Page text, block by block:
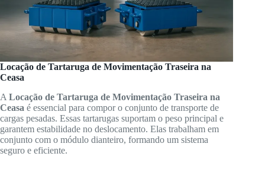
Locação de Tartaruga de Movimentação Traseira na
Ceasa
A Locação de Tartaruga de Movimentação Traseira na
Ceasa é essencial para compor o conjunto de transporte de
cargas pesadas. Essas tartarugas suportam o peso principal e
garantem estabilidade no deslocamento. Elas trabalham em
conjunto com o módulo dianteiro, formando um sistema
seguro e eficiente.